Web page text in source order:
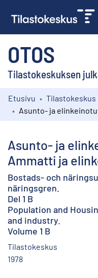
OTOS
Tilastokeskuksen
Kokoelmat
Etusivu Tilastokeskus
Asunto- ja
Ammatti ja
Bostads- och
näringsgren.
Del 1 B
Population and
and industry.
Volume 1 B
Tilastokeskus
1978